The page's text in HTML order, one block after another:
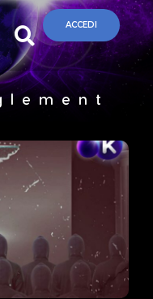
ACCEDI